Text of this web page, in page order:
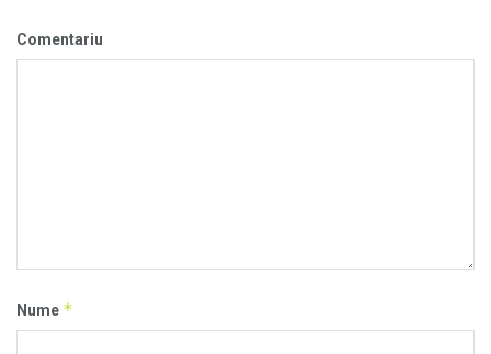
Comentariu
Nume *